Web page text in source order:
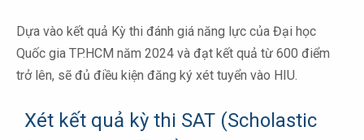
Dựa vào kết quả Kỳ thi đánh giá năng lực của Đại học
Quốc gia TP.HCM năm 2024 và đạt kết quả từ 600 điểm
trở lên, sẽ đủ điều kiện đăng ký xét tuyển vào HIU.
Xét kết quả kỳ thi SAT (Scholastic